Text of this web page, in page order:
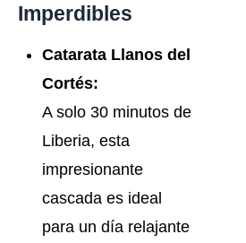
Imperdibles
Catarata Llanos del
Cortés:
A solo 30 minutos de
Liberia, esta
impresionante
cascada es ideal
para un día relajante